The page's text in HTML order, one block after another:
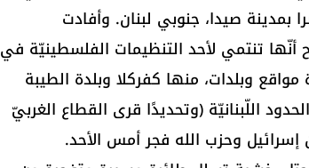
صيدا، جنوبي لبنان. وأفادت
أنّها تنتمي لأحد التنظيمات الفلسطينيّة في
وبلدات، منها كفركلا وبلدة الطيبة
اللّبنانيّة (وتحديدًا قرى القطاع الغربيّ
إسرائيل وحزب الله فجر أمس الأحد.